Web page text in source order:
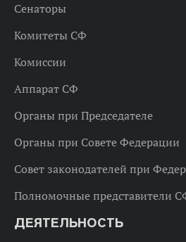
Сенаторы
Комитеты СФ
Комиссии
Аппарат СФ
Органы при Председателе
Органы при Совете Федерации
Совет законодателей при
Полномочные представители
ДЕЯТЕЛЬНОСТЬ